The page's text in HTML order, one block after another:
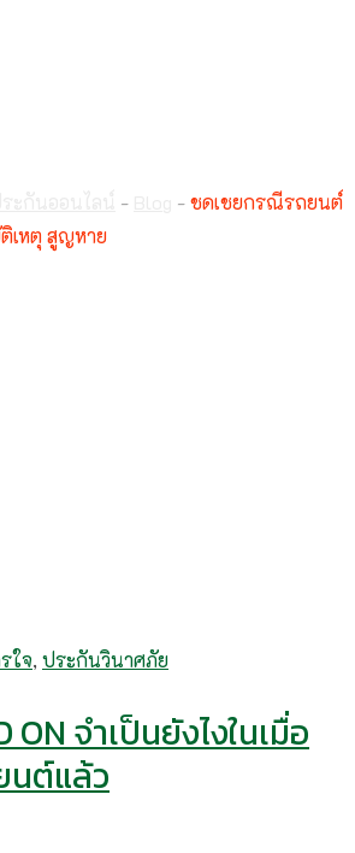
- -ชดเชยกรณีรถยนต์
เหตุ สูญหาย
ใจ, ประกันวินาศภัย
ON จำเป็นยังไงในเมื่อ
นต์แล้ว